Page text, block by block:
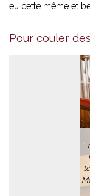
eu cette même et
Pour couler